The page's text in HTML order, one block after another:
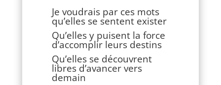
Je voudrais par ces mots
qu’elles se sentent exister
Qu’elles y puisent la force
d’accomplir leurs destins
Qu’elles se découvrent
libres d’avancer vers
demain